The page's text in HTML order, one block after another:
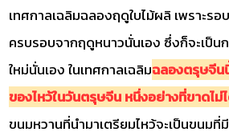
เทศกาลเฉลิมฉลองฤดูใบไม้ผลิ เพราะร
ครบรอบจากฤดูหนาวนั่นเอง ซึ่งก็จะเป็น
ใหม่นั่นเอง ในเทศกาลเฉลิมฉลองตรุษจีน
ของไหว้ในวันตรุษจีน หนึ่งอย่างที่ขาดไ
ขนมหวานที่นำมาเตรียมไหว้จะเป็นขนม